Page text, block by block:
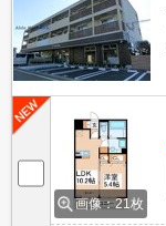
画像：21枚